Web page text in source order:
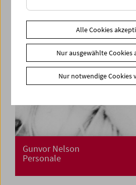
Gunvor Nelson
Personale
Alle Cookies
Nur ausgewählte Cookies
Nur notwendige Cookies